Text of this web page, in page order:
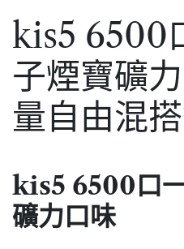
kis5 6500
子煙寶礦
量自由混
kis5 6500口
礦力口味